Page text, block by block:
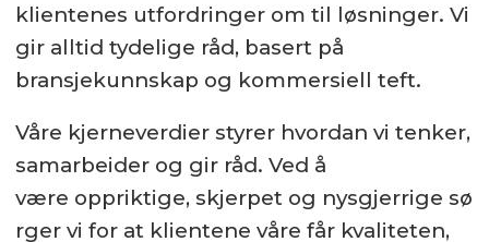
klientenes utfordringer om til løsninger. Vi
gir alltid tydelige råd, basert på
bransjekunnskap og kommersiell teft.
Våre kjerneverdier styrer hvordan vi tenker,
samarbeider og gir råd. Ved å
være oppriktige, skjerpet og nysgjerrige sø
rger vi for at klientene våre får kvaliteten,